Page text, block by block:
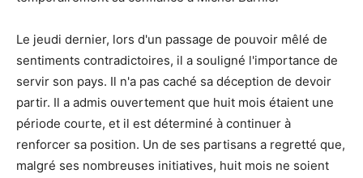
Le jeudi dernier, lors d'un passage de pouvoir mêlé de
sentiments contradictoires, il a souligné l'importance de
servir son pays. Il n'a pas caché sa déception de devoir
partir. Il a admis ouvertement que huit mois étaient une
période courte, et il est déterminé à continuer à
renforcer sa position. Un de ses partisans a regretté que,
malgré ses nombreuses initiatives, huit mois ne soient